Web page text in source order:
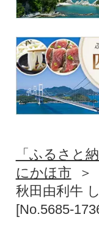
「ふるさと
にかほ市
秋田由利牛
[No.5685-